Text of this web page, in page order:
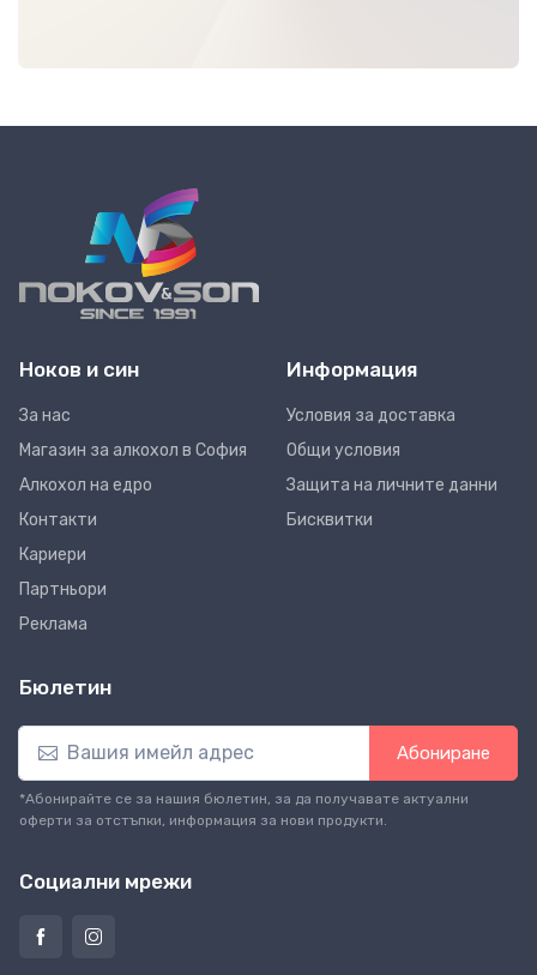
Ноков и син
За нас
Магазин за алкохол в София
Алкохол на едро
Контакти
Кариери
Партньори
Реклама
Информация
Условия за доставка
Общи условия
Защита на личните данни
Бисквитки
Бюлетин
Абониране
*Абонирайте се за нашия бюлетин, за да получавате актуални
оферти за отстъпки, информация за нови продукти.
Социални мрежи